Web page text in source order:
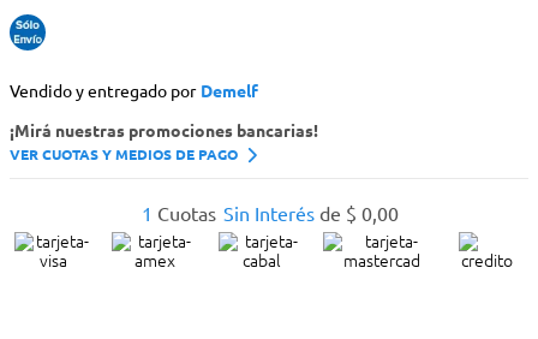
Vendido y entregado por Demelf
¡Mirá nuestras promociones bancarias!
VER CUOTAS Y MEDIOS DE PAGO
1 Cuotas Sin Interés de $ 0,00